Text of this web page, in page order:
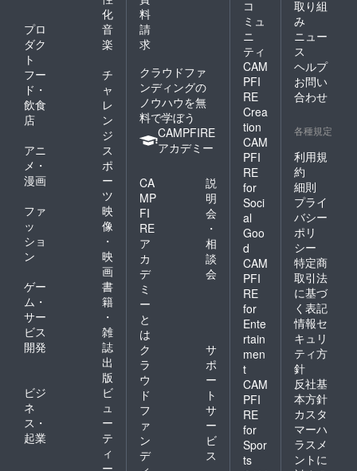
化
プロ
ダク
ト
音
楽
フー
ド・
飲食
店
チ
ャ
レ
ン
ジ
アニ
メ・
漫画
ス
ポ
ー
ツ
ファ
ッ
ショ
ン
映
像
・
映
画
ゲー
ム・
サー
ビス
開発
書
籍
・
雑
誌
出
版
ビジ
ネ
ス・
起業
ビ
ュ
ー
テ
ィ
料
請
求
クラウドファ
ンディングの
ノウハウを無
料で学ぼう
CAMPFIRE
アカデミー
CA
MP
FI
RE
ア
カ
デ
ミ
ー
と
は
説
明
会
・
相
談
会
ク
ラ
ウ
ド
フ
ァ
ン
デ
サ
ポ
ー
ト
サ
ー
ビ
ス
コ
ミュ
ニ
ティ
CAM
PFI
RE
Crea
tion
CAM
PFI
RE
for
Soci
al
Goo
d
CAM
PFI
RE
for
Ente
rtain
men
t
CAM
PFI
RE
for
Spor
ts
取り組
み
ニュー
ス
ヘルプ
お問い
合わせ
各種規定
利用規
約
細則
プライ
バシー
ポリ
シー
特定商
取引法
に基づ
く表記
情報セ
キュリ
ティ方
針
反社基
本方針
カスタ
マーハ
ラスメ
ントに